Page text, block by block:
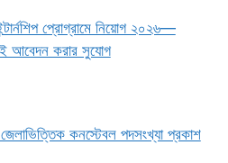
প্রোগ্রামে নিয়োগ ২০২৬—
আবেদন করার সুযোগ
কনস্টেবল পদসংখ্যা প্রকাশ